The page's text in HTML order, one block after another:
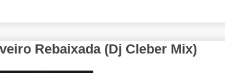
Rebaixada (Dj Cleber Mix)